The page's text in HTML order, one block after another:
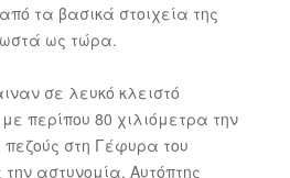
τα βασικά στοιχεία της
ως τώρα.
σε λευκό κλειστό
περίπου 80 χιλιόμετρα την
στη Γέφυρα του
αστυνομία. Αυτόπτης